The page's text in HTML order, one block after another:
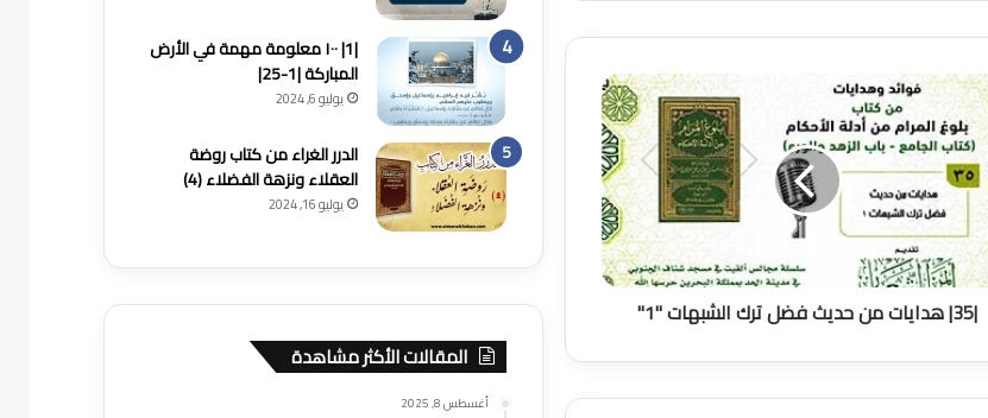
|35| هدايات من حديث فضل ترك الشبهات "1"
|1| ١٠٠ معلومة مهمة في الأرض
المباركة |1-25|
يوليو 6, 2024
الدرر الغراء من كتاب روضة
العقلاء ونزهة الفضلاء (4)
يوليو 16, 2024
المقالات الأكثر مشاهدة
أغسطس 8, 2025